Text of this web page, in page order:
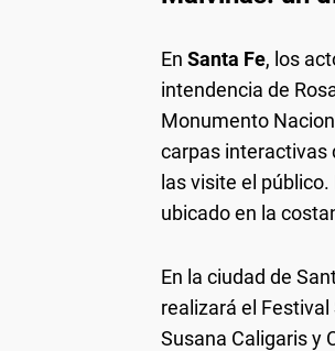
En Santa Fe, los
intendencia de
Monumento
carpas interactivas
las visite el
ubicado en la
En la ciudad de
realizará el Festival
Susana Caligaris y